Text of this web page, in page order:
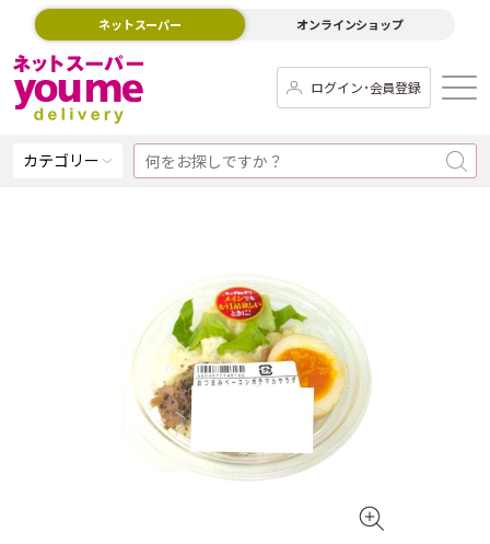
ネットスーパー オンラインショップ
ログイン･会員登録
カテゴリー